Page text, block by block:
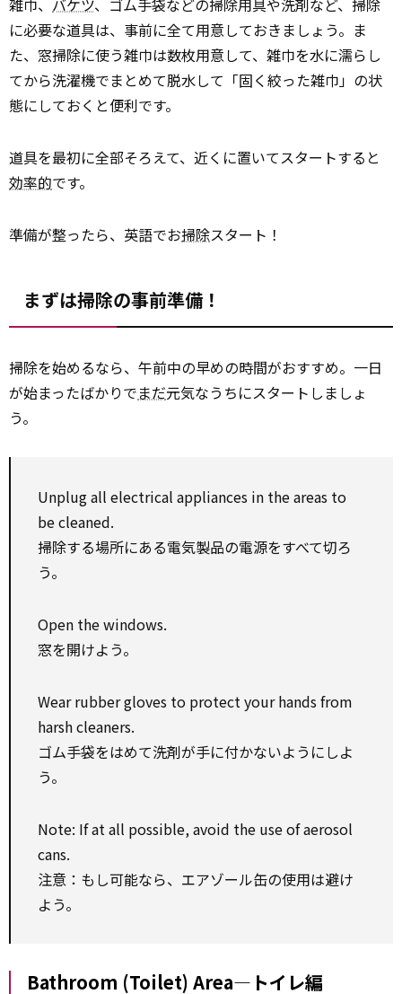
雑巾、 バケツ、ゴム手袋などの掃除用具や洗剤など、掃除
に必要な道具は、事前に全て用意しておきましょう。ま
た、窓掃除に使う雑巾は数枚用意して、雑巾を水に濡らし
てから洗濯機でまとめて脱水して「固く絞った雑巾」の状
態にしておくと便利です。
道具を最初に全部そろえて、近くに置いてスタートすると
効率的です。
準備が整ったら、英語でお掃除スタート！
まずは掃除の事前準備！
掃除を始めるなら、午前中の早めの時間がおすすめ。一日
が始まったばかりでまだ元気なうちにスタートしましょ
う。
Unplug all electrical appliances in the areas to
be cleaned.
掃除する場所にある電気製品の電源をすべて切ろ
う。
Open the windows.
窓を開けよう。
Wear rubber gloves to protect your hands from
harsh cleaners.
ゴム手袋をはめて洗剤が手に付かないようにしよ
う。
Note: If at all possible, avoid the use of aerosol
cans.
注意：もし可能なら、エアゾール缶の使用は避け
よう。
Bathroom (Toilet) Area―トイレ編